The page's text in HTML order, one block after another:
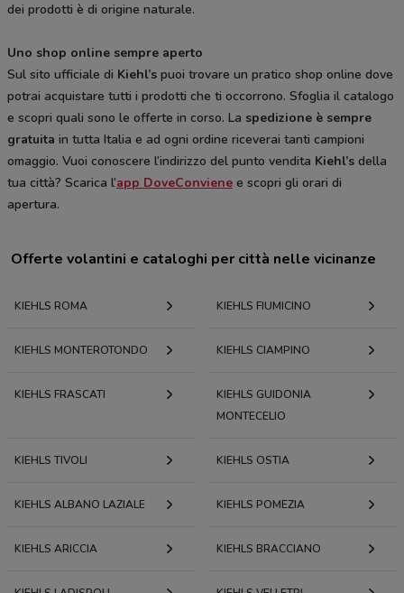
dei prodotti è di origine naturale.
Uno shop online sempre aperto
Sul sito ufficiale di Kiehl’s puoi trovare un pratico shop online dove
potrai acquistare tutti i prodotti che ti occorrono. Sfoglia il catalogo
e scopri quali sono le offerte in corso. La spedizione è sempre
gratuita in tutta Italia e ad ogni ordine riceverai tanti campioni
omaggio. Vuoi conoscere l’indirizzo del punto vendita Kiehl’s della
tua città? Scarica l’app DoveConviene e scopri gli orari di
apertura.
Offerte volantini e cataloghi per città nelle vicinanze
KIEHLS ROMA KIEHLS FIUMICINO
KIEHLS MONTEROTONDO KIEHLS CIAMPINO
KIEHLS FRASCATI
KIEHLS GUIDONIA
MONTECELIO
KIEHLS TIVOLI KIEHLS OSTIA
KIEHLS ALBANO LAZIALE KIEHLS POMEZIA
KIEHLS ARICCIA KIEHLS BRACCIANO